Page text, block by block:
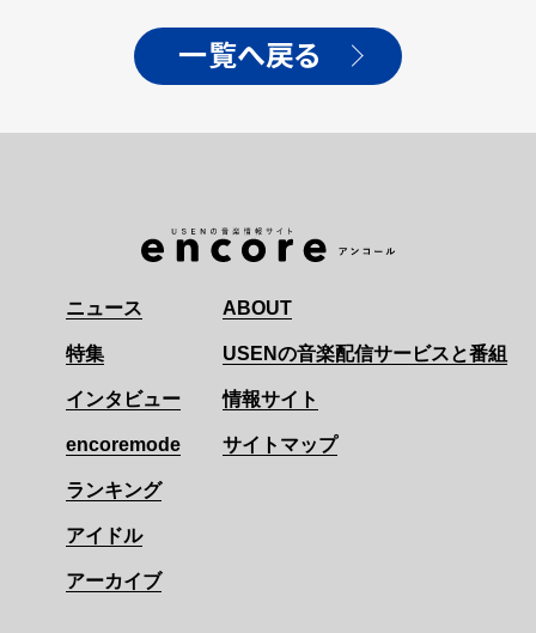
一覧へ戻る
ニュース
特集
インタビュー
encoremode
ランキング
アイドル
アーカイブ
ABOUT
USENの音楽配信サービスと番組
情報サイト
サイトマップ